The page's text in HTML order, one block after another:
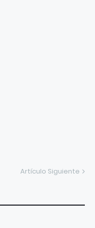
Artículo Siguiente